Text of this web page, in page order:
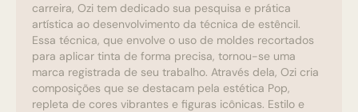
carreira, Ozi tem dedicado sua pesquisa e prática
artística ao desenvolvimento da técnica de estêncil.
Essa técnica, que envolve o uso de moldes recortados
para aplicar tinta de forma precisa, tornou-se uma
marca registrada de seu trabalho. Através dela, Ozi cria
composições que se destacam pela estética Pop,
repleta de cores vibrantes e figuras icônicas. Estilo e